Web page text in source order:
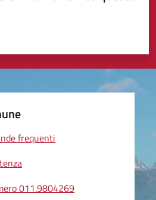
su 5
su 5
5
frequenti
011.9804269